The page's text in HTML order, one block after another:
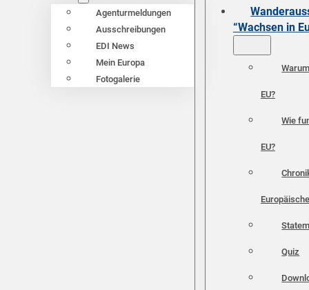
Agenturmeldungen
Ausschreibungen
EDI News
Mein Europa
Fotogalerie
“Wachsen in
EU?
Wie
EU?
Quiz